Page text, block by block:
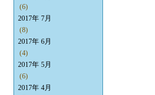
(6)
2017年 7月
(8)
2017年 6月
(4)
2017年 5月
(6)
2017年 4月